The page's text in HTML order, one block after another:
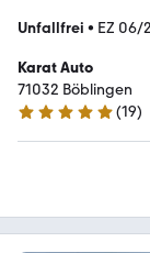
Unfallfrei • EZ 06/
Karat Auto
71032 Böblingen
4.9 Sterne
(19)